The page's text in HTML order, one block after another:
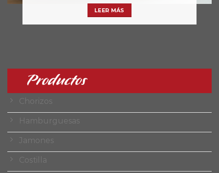
LEER MÁS
Productos
Chorizos
Hamburguesas
Jamones
Costilla